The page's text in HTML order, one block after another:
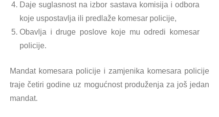
Daje suglasnost na izbor sastava komisija i odbora
koje uspostavlja ili predlaže komesar policije,
Obavlja i druge poslove koje mu odredi komesar
policije.
Mandat komesara policije i zamjenika komesara policije
traje četiri godine uz mogućnost produženja za još jedan
mandat.